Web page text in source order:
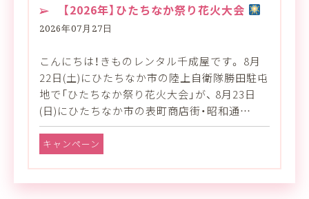
【2026年】ひたちなか祭り花火大会
2026年07月27日
こんにちは！きものレンタル千成屋です。 8月
22日(土)にひたちなか市の陸上自衛隊勝田駐屯
地で「ひたちなか祭り花火大会」が、 8月23日
(日)にひたちなか市の表町商店街・昭和通…
キャンペーン